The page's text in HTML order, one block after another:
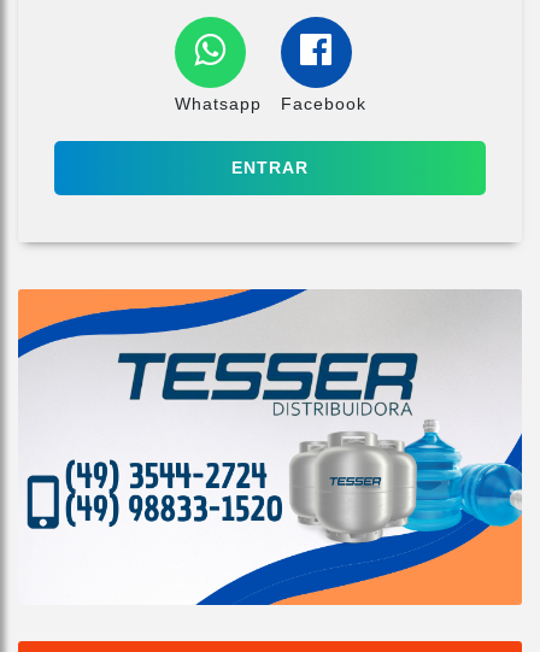
Whatsapp Facebook
ENTRAR